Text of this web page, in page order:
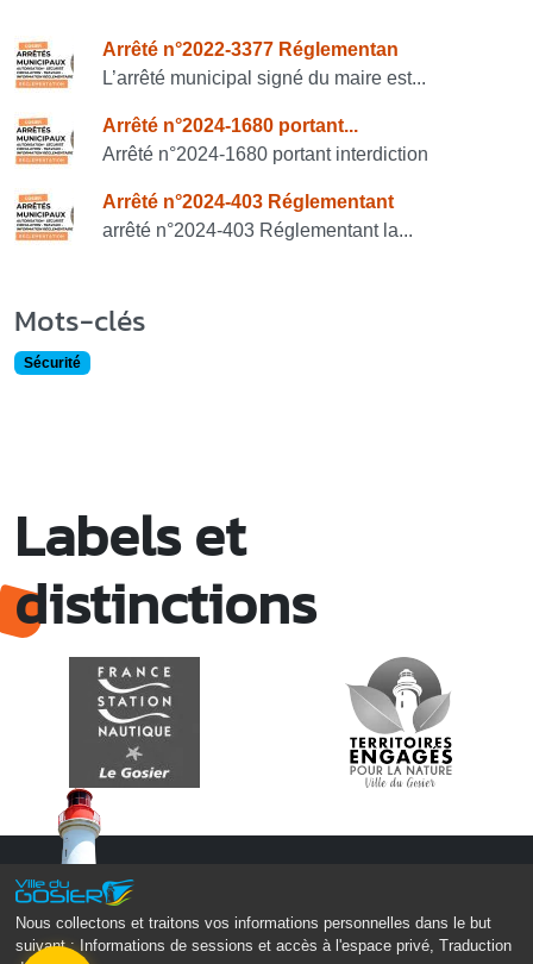
Nous collectons et traitons vos informations personnelles dans le but
suivant :
Informations de sessions et accès à l'espace privé, Traduction
Consulter également
Arrêté n°2022-3377 Réglementan
L’arrêté municipal signé du maire est...
Arrêté n°2024-1680 portant...
Arrêté n°2024-1680 portant interdiction
Arrêté n°2024-403 Réglementant
arrêté n°2024-403 Réglementant la...
Mots-clés
Sécurité
Labels et
distinctions